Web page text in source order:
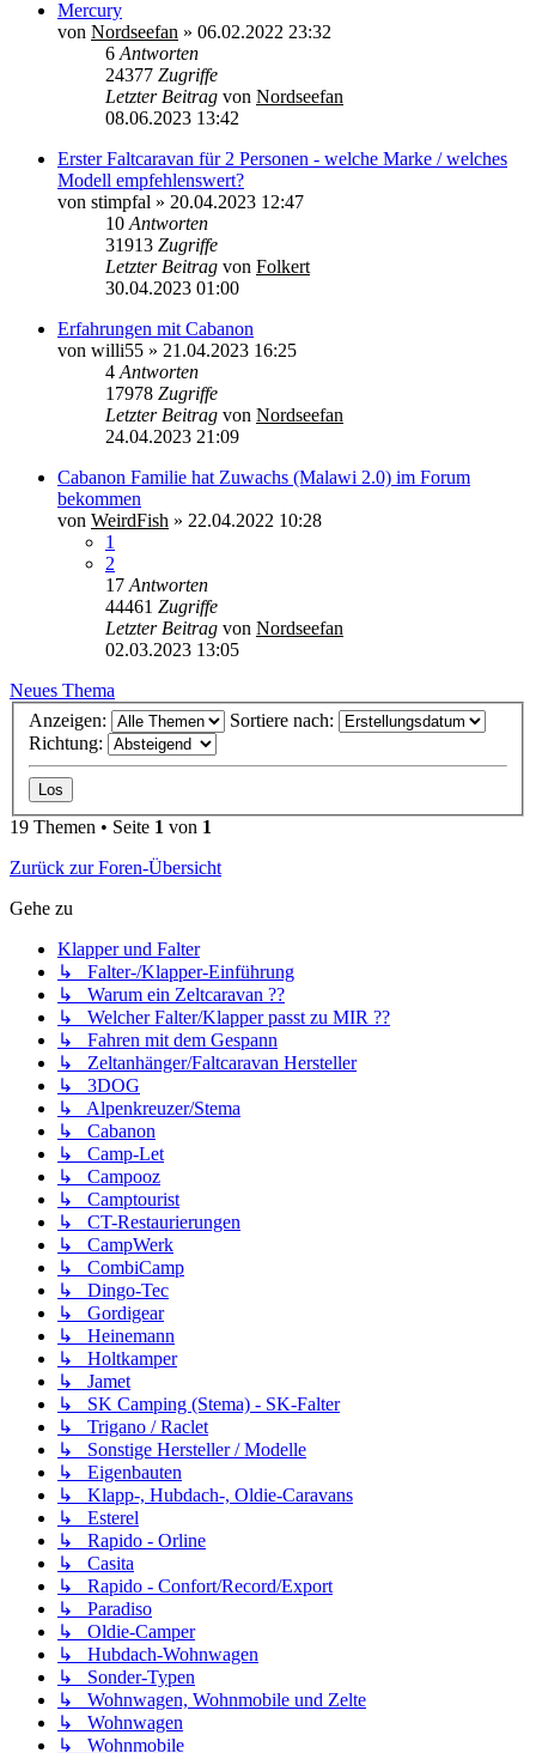
Mercury
von Nordseefan » 06.02.2022 23:32
6 Antworten
24377 Zugriffe
Letzter Beitrag von Nordseefan
08.06.2023 13:42
Erster Faltcaravan für 2 Personen - welche Marke / welches
Modell empfehlenswert?
von stimpfal » 20.04.2023 12:47
10 Antworten
31913 Zugriffe
Letzter Beitrag von Folkert
30.04.2023 01:00
Erfahrungen mit Cabanon
von willi55 » 21.04.2023 16:25
4 Antworten
17978 Zugriffe
Letzter Beitrag von Nordseefan
24.04.2023 21:09
Cabanon Familie hat Zuwachs (Malawi 2.0) im Forum
bekommen
von WeirdFish » 22.04.2022 10:28
1
2
17 Antworten
44461 Zugriffe
Letzter Beitrag von Nordseefan
02.03.2023 13:05
Neues Thema
Anzeigen:
Sortiere nach:
Richtung:
19 Themen • Seite 1 von 1
Zurück zur Foren-Übersicht
Gehe zu
Klapper und Falter
↳ Falter-/Klapper-Einführung
↳ Warum ein Zeltcaravan ??
↳ Welcher Falter/Klapper passt zu MIR ??
↳ Fahren mit dem Gespann
↳ Zeltanhänger/Faltcaravan Hersteller
↳ 3DOG
↳ Alpenkreuzer/Stema
↳ Cabanon
↳ Camp-Let
↳ Campooz
↳ Camptourist
↳ CT-Restaurierungen
↳ CampWerk
↳ CombiCamp
↳ Dingo-Tec
↳ Gordigear
↳ Heinemann
↳ Holtkamper
↳ Jamet
↳ SK Camping (Stema) - SK-Falter
↳ Trigano / Raclet
↳ Sonstige Hersteller / Modelle
↳ Eigenbauten
↳ Klapp-, Hubdach-, Oldie-Caravans
↳ Esterel
↳ Rapido - Orline
↳ Casita
↳ Rapido - Confort/Record/Export
↳ Paradiso
↳ Oldie-Camper
↳ Hubdach-Wohnwagen
↳ Sonder-Typen
↳ Wohnwagen, Wohnmobile und Zelte
↳ Wohnwagen
↳ Wohnmobile